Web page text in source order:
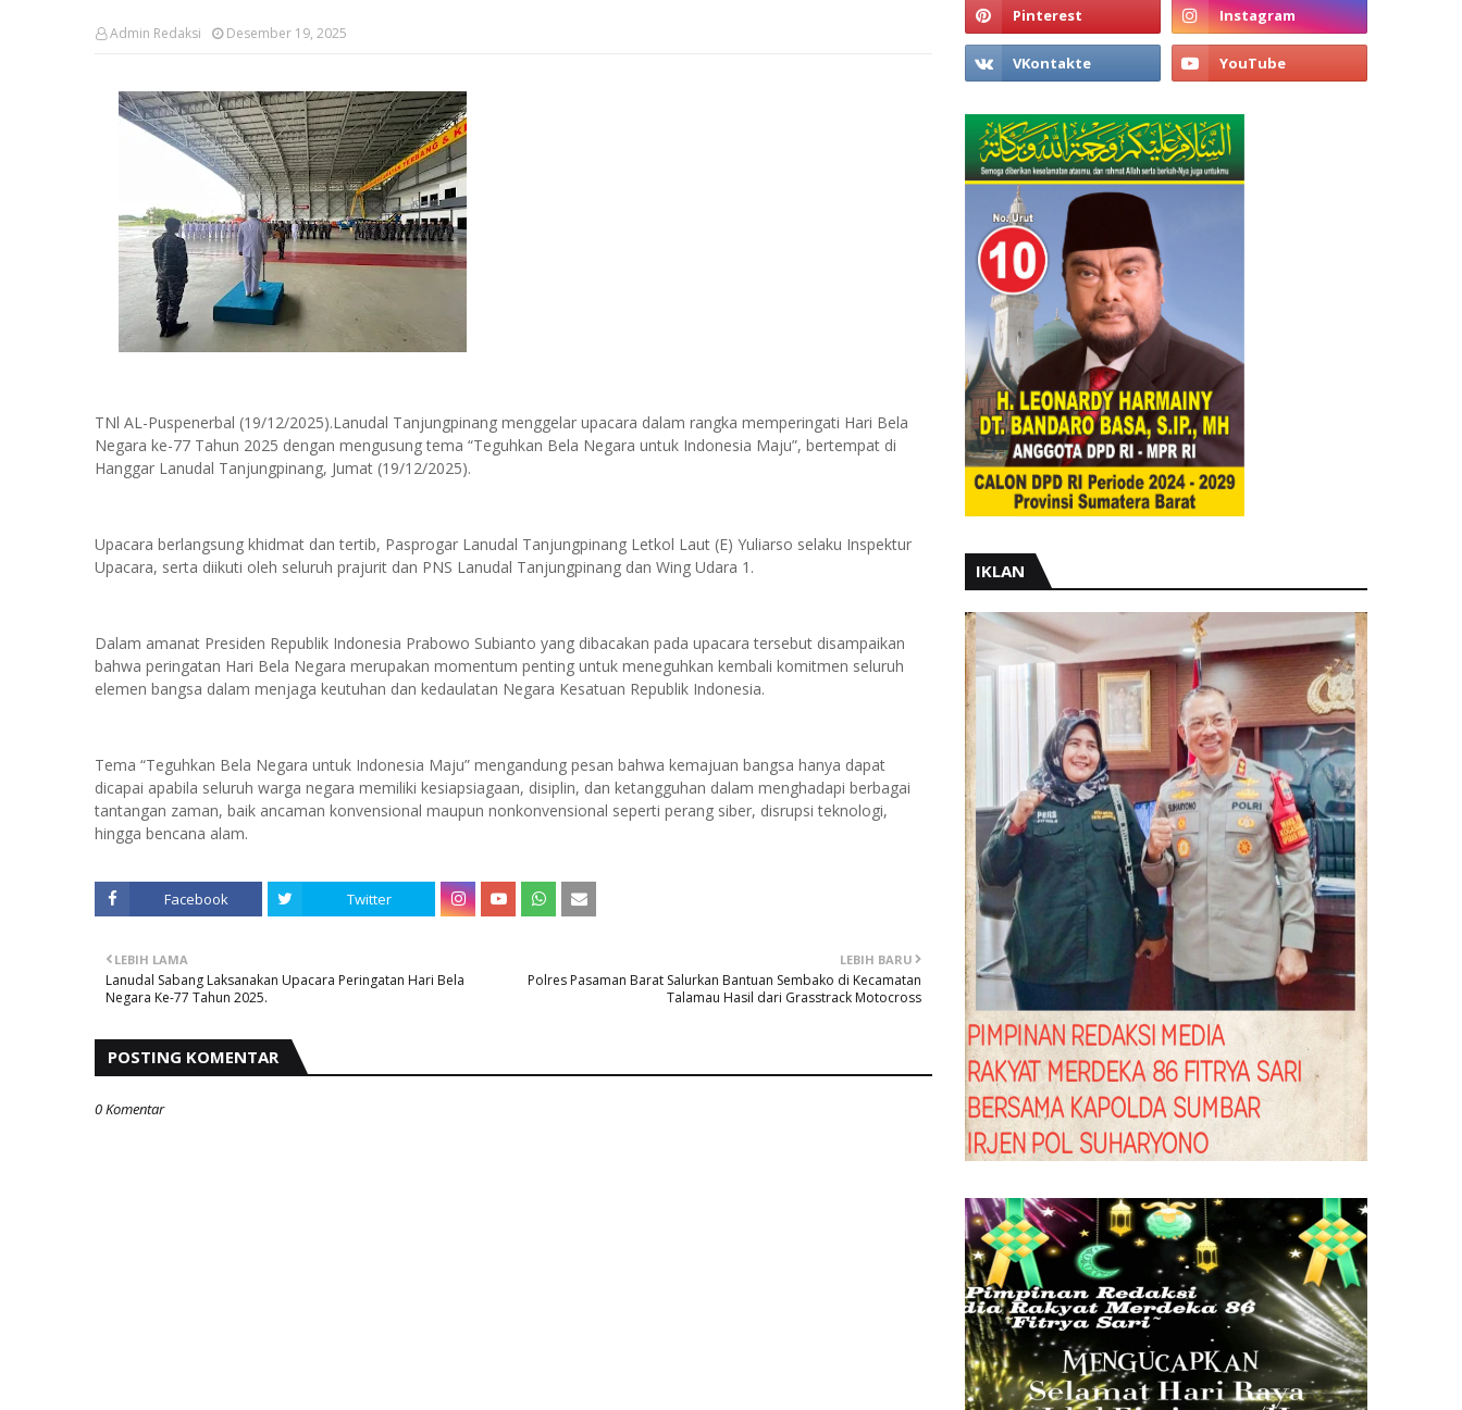
Admin Redaksi Desember 19, 2025
TNl AL-Puspenerbal (19/12/2025).Lanudal Tanjungpinang menggelar upacara dalam rangka memperingati Hari Bela
Negara ke-77 Tahun 2025 dengan mengusung tema “Teguhkan Bela Negara untuk Indonesia Maju”, bertempat di
Hanggar Lanudal Tanjungpinang, Jumat (19/12/2025).
Upacara berlangsung khidmat dan tertib, Pasprogar Lanudal Tanjungpinang Letkol Laut (E) Yuliarso selaku Inspektur
Upacara, serta diikuti oleh seluruh prajurit dan PNS Lanudal Tanjungpinang dan Wing Udara 1.
Dalam amanat Presiden Republik Indonesia Prabowo Subianto yang dibacakan pada upacara tersebut disampaikan
bahwa peringatan Hari Bela Negara merupakan momentum penting untuk meneguhkan kembali komitmen seluruh
elemen bangsa dalam menjaga keutuhan dan kedaulatan Negara Kesatuan Republik Indonesia.
Tema “Teguhkan Bela Negara untuk Indonesia Maju” mengandung pesan bahwa kemajuan bangsa hanya dapat
dicapai apabila seluruh warga negara memiliki kesiapsiagaan, disiplin, dan ketangguhan dalam menghadapi berbagai
tantangan zaman, baik ancaman konvensional maupun nonkonvensional seperti perang siber, disrupsi teknologi,
hingga bencana alam.
Facebook Twitter
LEBIH BARU
Polres Pasaman Barat Salurkan Bantuan Sembako di Kecamatan
Talamau Hasil dari Grasstrack Motocross
LEBIH LAMA
Lanudal Sabang Laksanakan Upacara Peringatan Hari Bela
Negara Ke-77 Tahun 2025.
POSTING KOMENTAR
0 Komentar
IKLAN